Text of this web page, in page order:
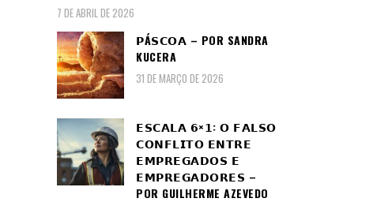
7 DE ABRIL DE 2026
𝗣Á𝗦𝗖𝗢𝗔 – POR SANDRA
KUCERA
31 DE MARÇO DE 2026
𝗘𝗦𝗖𝗔𝗟𝗔 𝟲×𝟭: 𝗢 𝗙𝗔𝗟𝗦𝗢
𝗖𝗢𝗡𝗙𝗟𝗜𝗧𝗢 𝗘𝗡𝗧𝗥𝗘
𝗘𝗠𝗣𝗥𝗘𝗚𝗔𝗗𝗢𝗦 𝗘
𝗘𝗠𝗣𝗥𝗘𝗚𝗔𝗗𝗢𝗥𝗘𝗦 –
POR GUILHERME AZEVEDO